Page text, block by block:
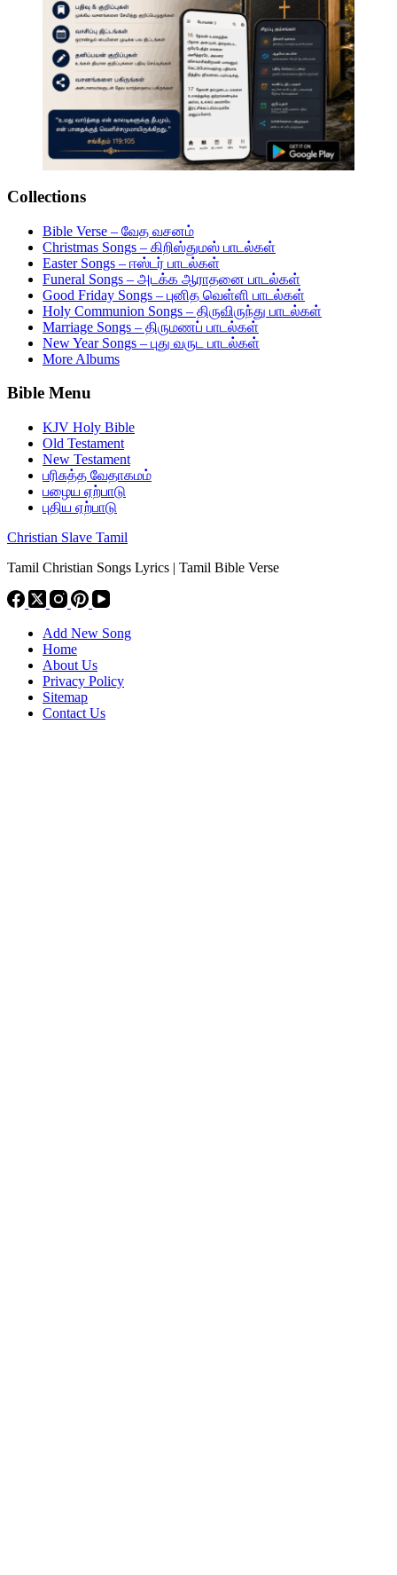
Collections
Bible Verse – வேத வசனம்
Christmas Songs – கிறிஸ்துமஸ் பாடல்கள்
Easter Songs – ஈஸ்டர் பாடல்கள்
Funeral Songs – அடக்க ஆராதனை பாடல்கள்
Good Friday Songs – புனித வெள்ளி பாடல்கள்
Holy Communion Songs – திருவிருந்து பாடல்கள்
Marriage Songs – திருமணப் பாடல்கள்
New Year Songs – புது வருட பாடல்கள்
More Albums
Bible Menu
KJV Holy Bible
Old Testament
New Testament
பரிசுத்த வேதாகமம்
பழைய ஏற்பாடு
புதிய ஏற்பாடு
Christian Slave Tamil
Tamil Christian Songs Lyrics | Tamil Bible Verse
Add New Song
Home
About Us
Privacy Policy
Sitemap
Contact Us